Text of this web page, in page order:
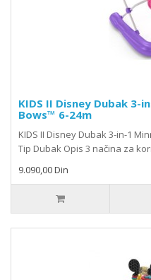
KIDS II Disney Dubak 3-
Bows™ 6-24m
KIDS II Disney Dubak 3-in-1
Tip Dubak Opis 3 načina za
9.090,00 Din